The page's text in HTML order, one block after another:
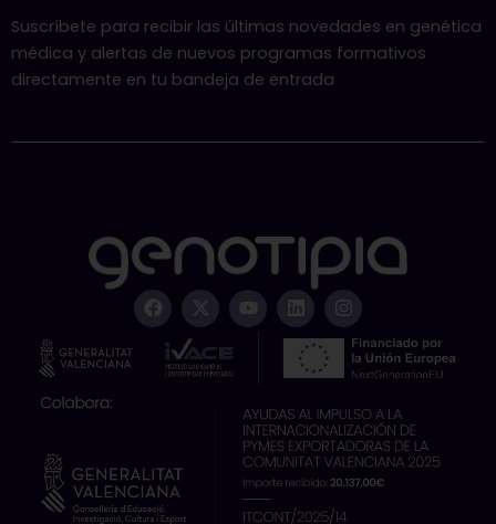
Suscríbete para recibir las últimas novedades en genética
médica y alertas de nuevos programas formativos
directamente en tu bandeja de entrada
F
a
c
X
-
t
w
i
Y
o
u
e
L
i
n
k
e
i
n
I
n
s
a
r
a
m